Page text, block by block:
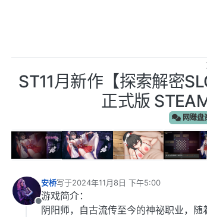
ST11月新作【探索解密
正式版
网赚盘
离线
安桥写于2024年11月8日 下午5:00
最后由 编辑
游戏简介：
阴阳师，自古流传至今的神祕职业，随